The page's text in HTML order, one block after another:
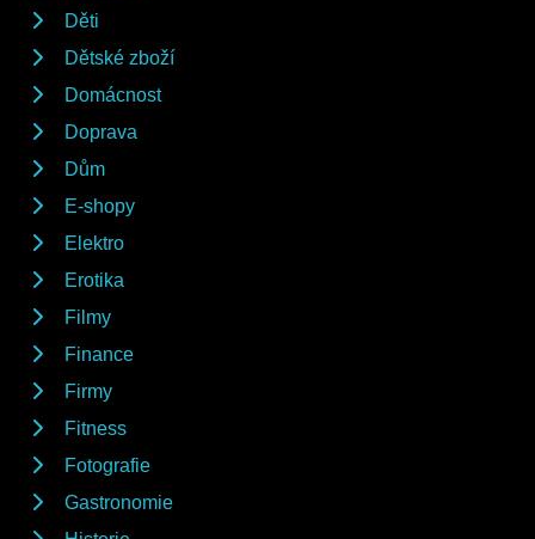
Děti
Dětské zboží
Domácnost
Doprava
Dům
E-shopy
Elektro
Erotika
Filmy
Finance
Firmy
Fitness
Fotografie
Gastronomie